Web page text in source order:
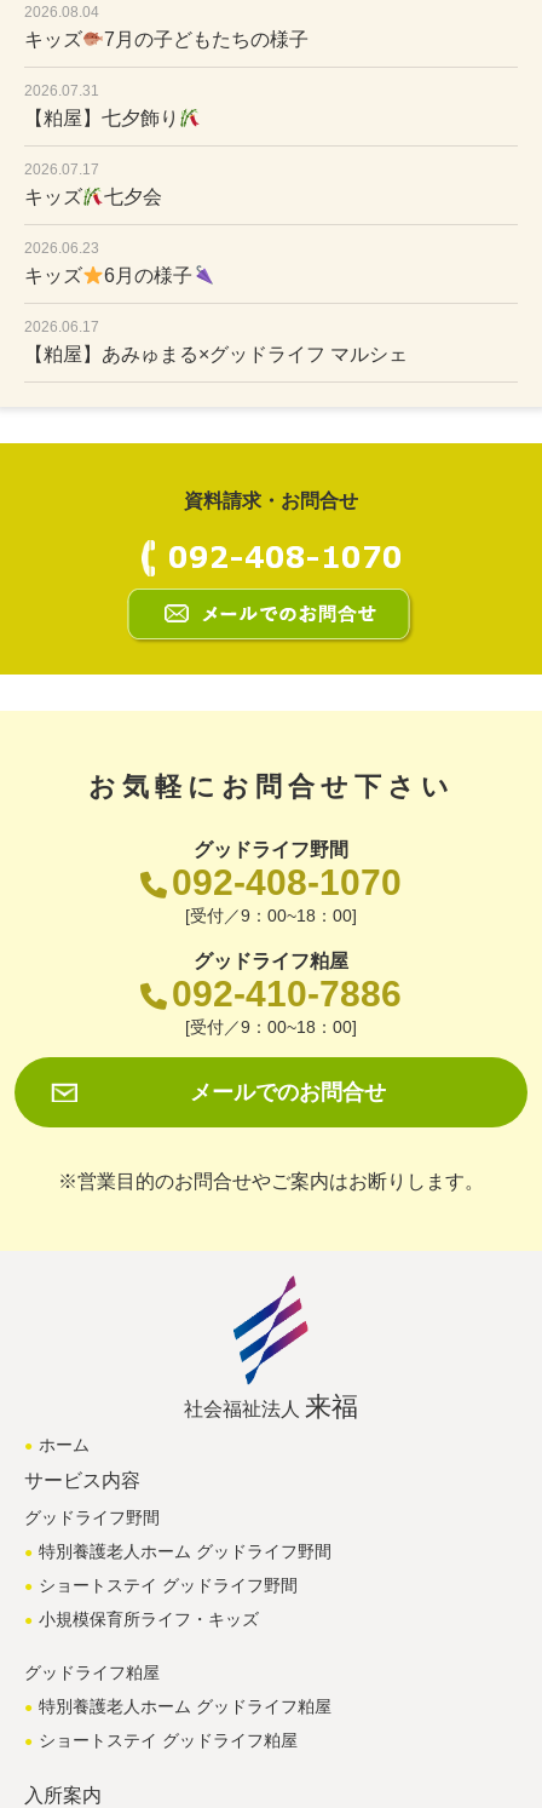
2026.08.04
キッズ 7月の子どもたちの様子
2026.07.31
【粕屋】七夕飾り
2026.07.17
キッズ 七夕会
2026.06.23
キッズ 6月の様子
2026.06.17
【粕屋】あみゅまる×グッドライフ マルシェ
資料請求・お問合せ
お気軽にお問合せ下さい
グッドライフ野間
092-408-1070
[受付／9：00~18：00]
グッドライフ粕屋
092-410-7886
[受付／9：00~18：00]
メールでのお問合せ
※営業目的のお問合せやご案内はお断りします。
社会福祉法人 来福
ホーム
サービス内容
グッドライフ野間
特別養護老人ホーム グッドライフ野間
ショートステイ グッドライフ野間
小規模保育所ライフ・キッズ
グッドライフ粕屋
特別養護老人ホーム グッドライフ粕屋
ショートステイ グッドライフ粕屋
入所案内